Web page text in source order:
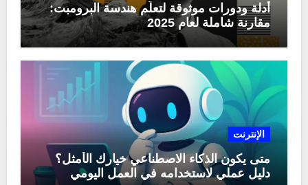
أدلة ودورات موثوقة لتعلّم هندسة البرومبت:
مقارنة شاملة لعام 2025
الإنترنت
متى يكون الذكاء الاصطناعي خيارك الأمثل؟
دليل عملي لاستخدامه في العمل اليومي